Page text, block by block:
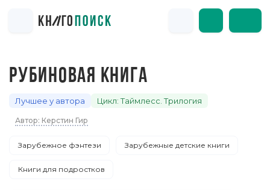
РУБИНОВАЯ КНИГА
Лучшее у автора Цикл: Таймлесс. Трилогия
Автор: Керстин Гир
Зарубежное фэнтези Зарубежные детские книги
Книги для подростков